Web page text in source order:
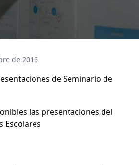
de 2016
las presentaciones del
Escolares